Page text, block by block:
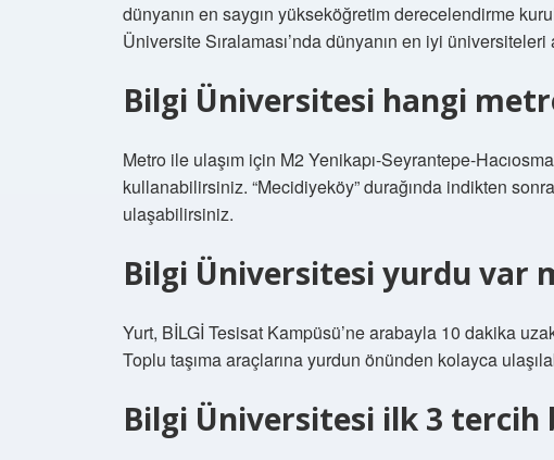
dünyanın en saygın yükseköğretim derecelendirme
Üniversite Sıralaması’nda dünyanın en iyi üniversiteleri
Bilgi Üniversitesi hangi
Metro ile ulaşım için M2 Yenikapı-Seyrantepe-
kullanabilirsiniz. “Mecidiyeköy” durağında indikten
ulaşabilirsiniz.
Bilgi Üniversitesi yurdu var
Yurt, BİLGİ Tesisat Kampüsü’ne arabayla 10 dakika
Toplu taşıma araçlarına yurdun önünden kolayca
Bilgi Üniversitesi ilk 3 tercih